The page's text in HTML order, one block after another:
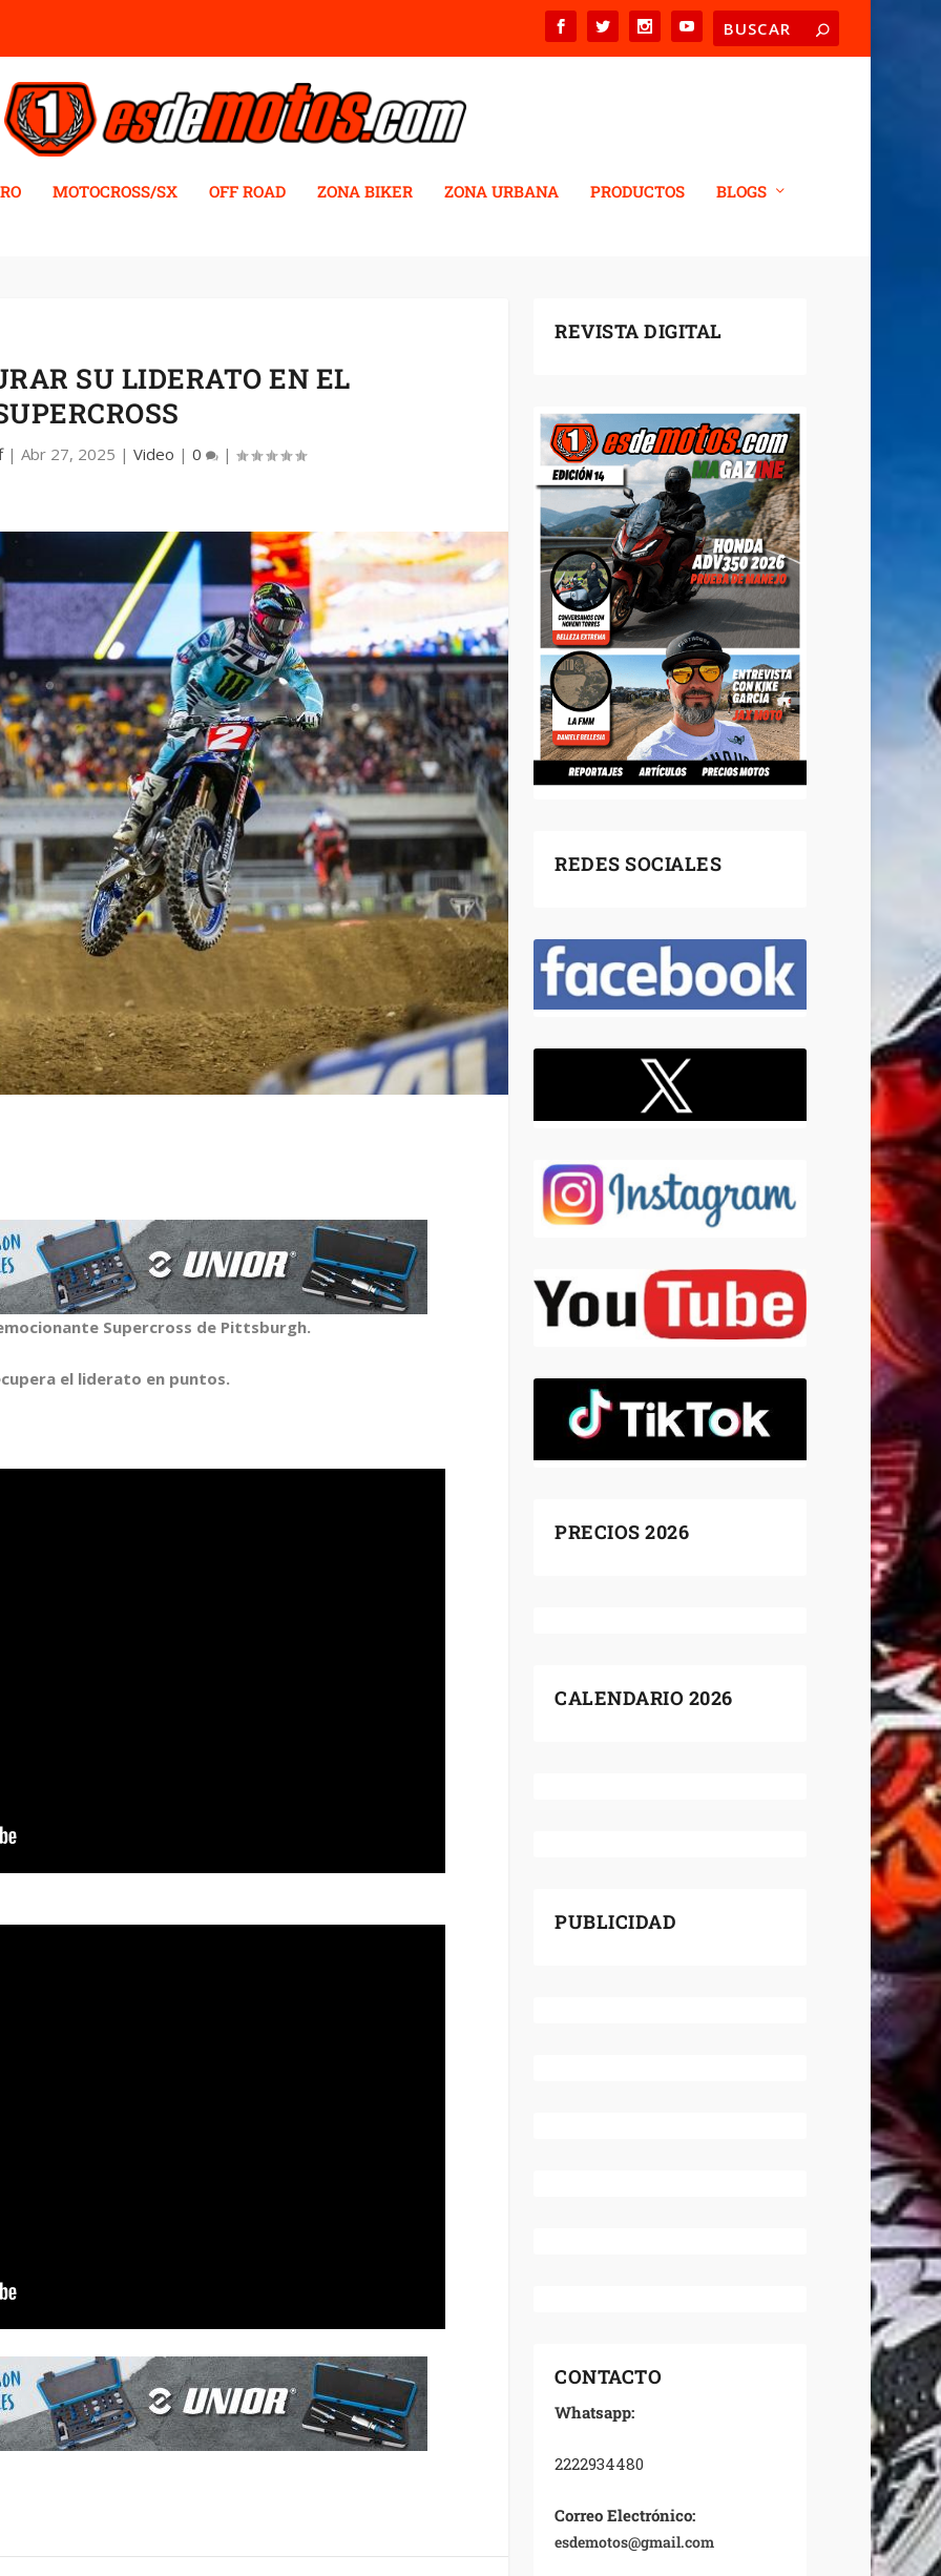
MOTOCROSS/SX OFF ROAD ZONA BIKER ZONA URBANA PRODUCTOS BLOGS
SU LIDERATO EN EL
| Abr 27, 2025 | Video | 0 |
Supercross de Pittsburgh.
el liderato en puntos.
REVISTA DIGITAL
REDES SOCIALES
PRECIOS 2026
CALENDARIO 2026
PUBLICIDAD
CONTACTO
Whatsapp:
2222934480
Correo Electrónico:
esdemotos@gmail.com